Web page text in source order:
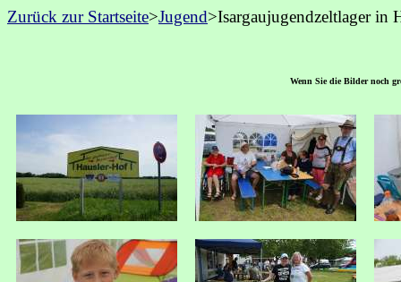
Zurück zur Startseite>Jugend>Isargaujugendzeltlager in
Wenn Sie die Bilder noch